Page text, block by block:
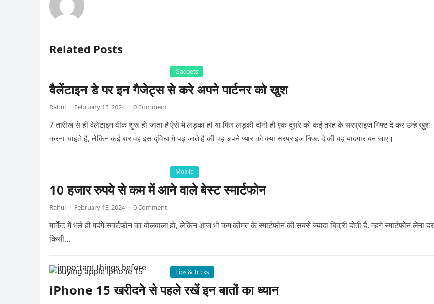
Related Posts
Gadgets
वैलेंटाइन डे पर इन गैजेट्स से करे अपने पार्टनर को खुश
Rahul · February 13, 2024 · 0 Comment
7 तारीख से ही वेलेंटाइन वीक शुरू हो जाता है ऐसे में लड़का हो या फिर लड़की दोनों ही एक दूसरे को कई तरह के सरप्राइज गिफ्ट दे कर उन्हे खुश
करना चाहते है, लेकिन कई बार वह इस दुविधा मे पढ़ जाते है की वह अपने प्यार को क्या सरप्राइज गिफ्ट दे की वह यादगार बन जाए।
Mobile
10 हजार रुपये से कम में आने वाले बेस्ट स्मार्टफोन
Rahul · February 13, 2024 · 0 Comment
मार्केट में भले ही महंगे स्मार्टफोन का बोलबाला हो, लेकिन आज भी कम कीमत के स्मार्टफोन की सबसे ज्यादा बिक्री होती है. महंगे स्मार्टफोन लेना हर
किसी…
Tips & Tricks
iPhone 15 खरीदने से पहले रखें इन बातों का ध्यान